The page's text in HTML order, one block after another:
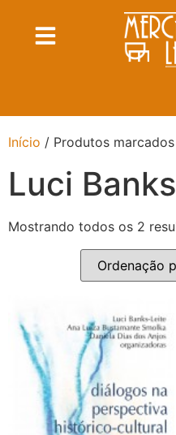
Início / Produtos
Luci
Mostrando todos os 2